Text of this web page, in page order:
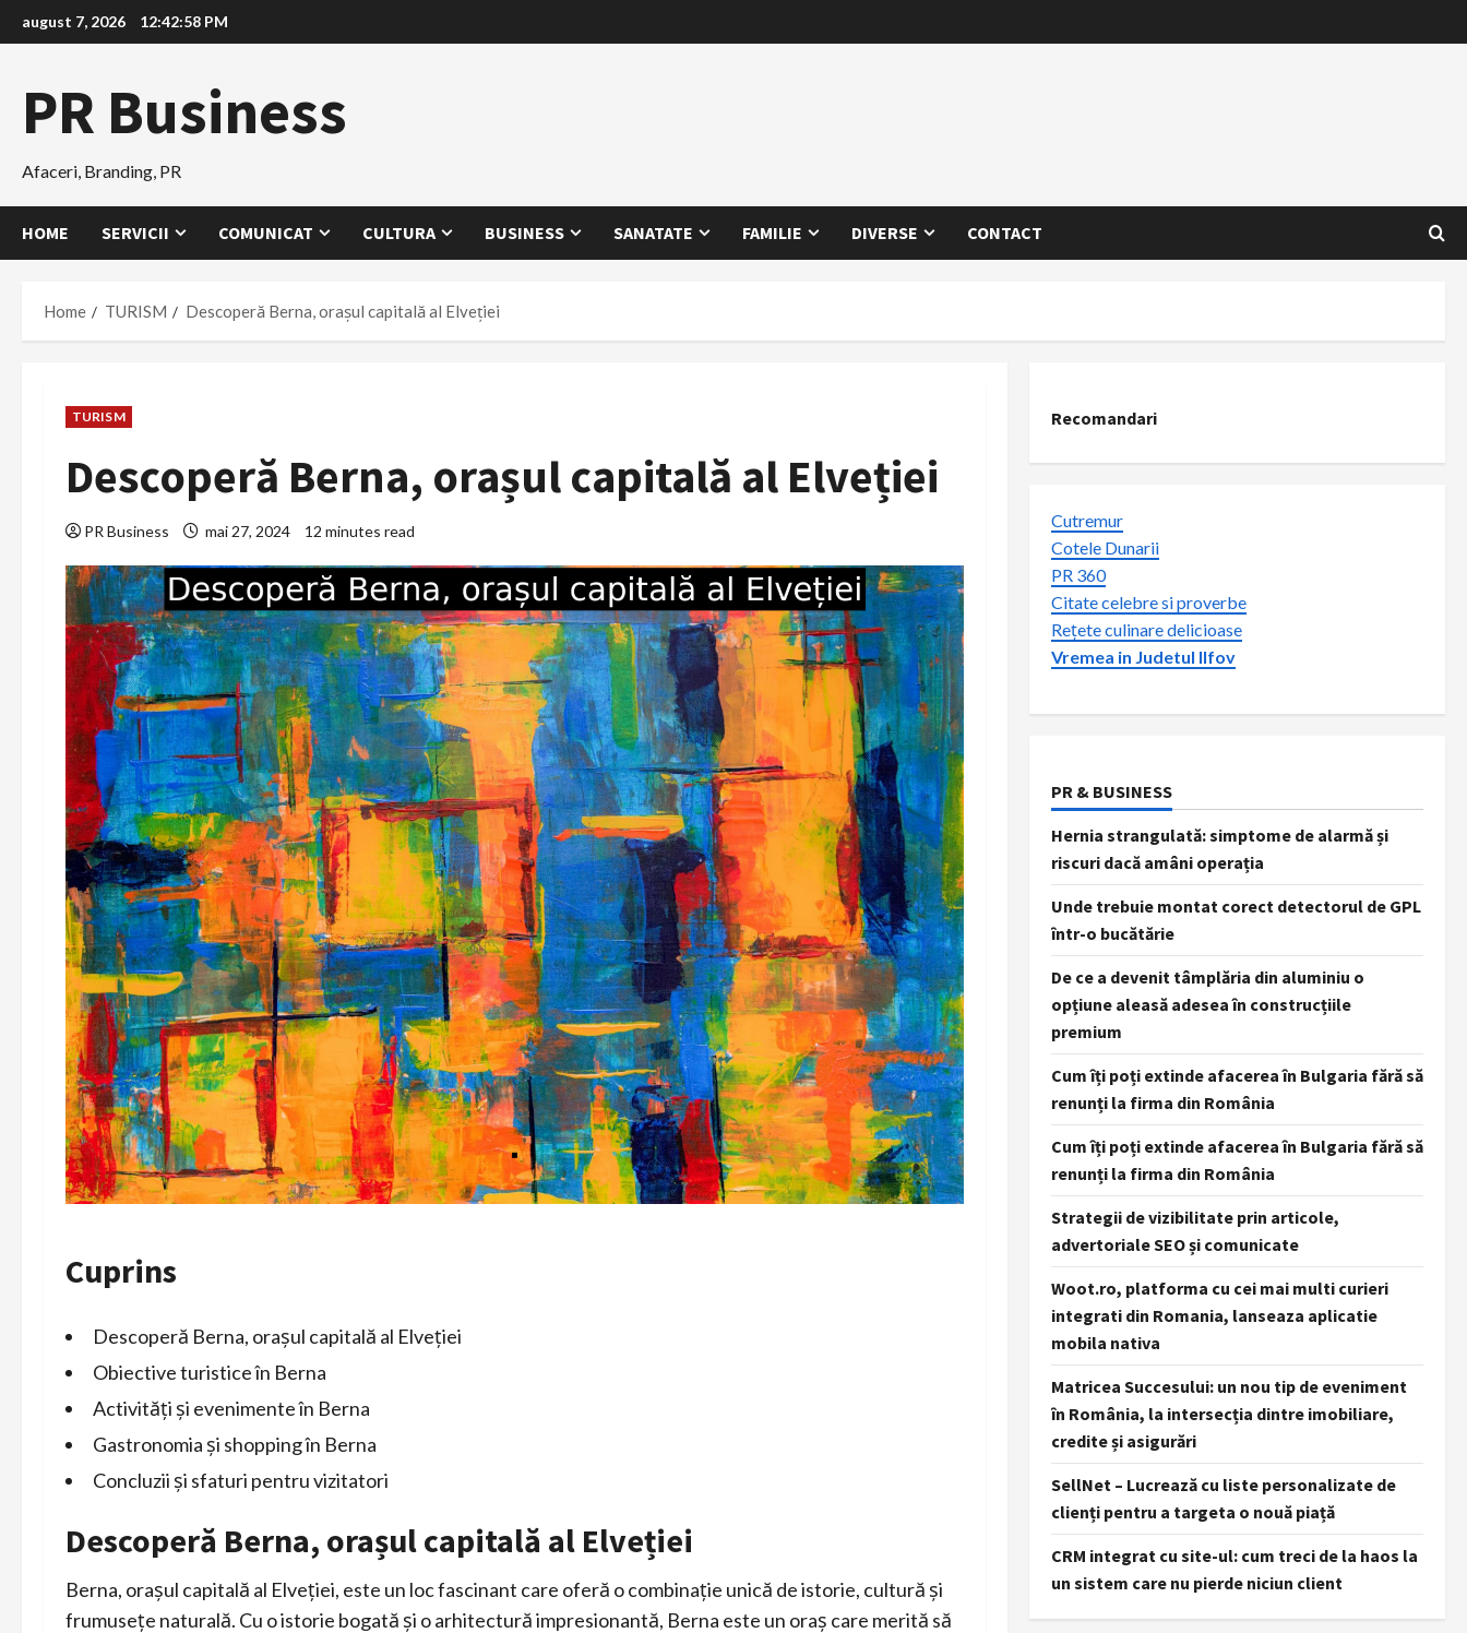
to
august 7, 2026 12:42:59 PM
PR Business
Afaceri, Branding, PR
HOME SERVICII COMUNICAT CULTURA BUSINESS SANATATE FAMILIE DIVERSE CONTACT
Home TURISM Descoperă Berna, orașul capitală al Elveției
TURISM
Descoperă Berna, orașul capitală al Elveției
PR Business mai 27, 2024 12 minutes read
Cuprins
Descoperă Berna, orașul capitală al Elveției
Obiective turistice în Berna
Activități și evenimente în Berna
Gastronomia și shopping în Berna
Concluzii și sfaturi pentru vizitatori
Descoperă Berna, orașul capitală al Elveției
Berna, orașul capitală al Elveției, este un loc fascinant care oferă o combinație unică de istorie, cultură și
frumusețe naturală. Cu o istorie bogată și o arhitectură impresionantă, Berna este un oraș care merită să
Recomandari
Cutremur
Cotele Dunarii
PR 360
Citate celebre si proverbe
Rețete culinare delicioase
Vremea in Judetul Ilfov
PR & BUSINESS
Hernia strangulată: simptome de alarmă și
riscuri dacă amâni operația
Unde trebuie montat corect detectorul de GPL
într-o bucătărie
De ce a devenit tâmplăria din aluminiu o
opțiune aleasă adesea în construcțiile
premium
Cum îți poți extinde afacerea în Bulgaria fără să
renunți la firma din România
Cum îți poți extinde afacerea în Bulgaria fără să
renunți la firma din România
Strategii de vizibilitate prin articole,
advertoriale SEO și comunicate
Woot.ro, platforma cu cei mai multi curieri
integrati din Romania, lanseaza aplicatie
mobila nativa
Matricea Succesului: un nou tip de eveniment
în România, la intersecția dintre imobiliare,
credite și asigurări
SellNet – Lucrează cu liste personalizate de
clienți pentru a targeta o nouă piață
CRM integrat cu site-ul: cum treci de la haos la
un sistem care nu pierde niciun client